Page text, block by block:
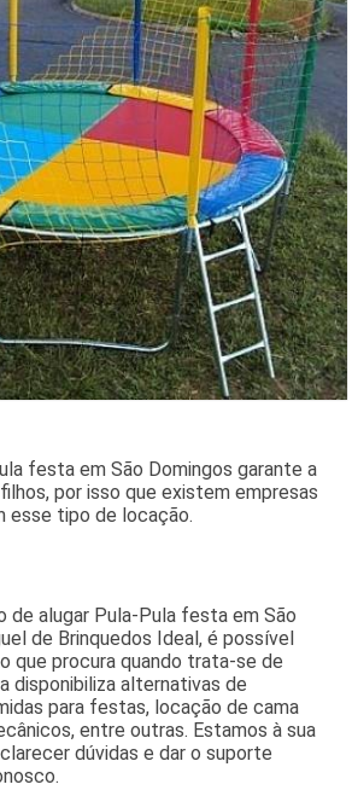
festa em São Domingos garante a
por isso que existem empresas
esse tipo de locação.
de alugar Pula-Pula festa em São
de Brinquedos Ideal, é possível
que procura quando trata-se de
disponibiliza alternativas de
para festas, locação de cama
entre outras. Estamos à sua
dúvidas e dar o suporte